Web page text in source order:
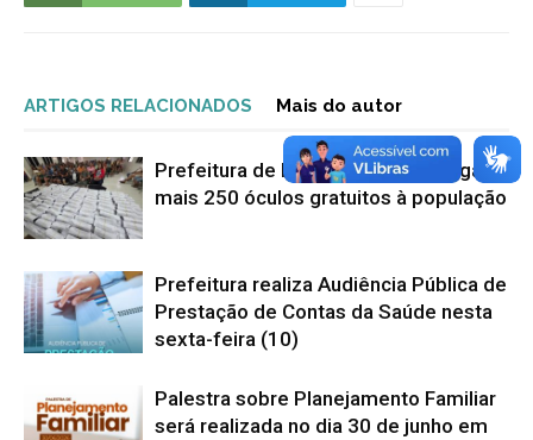
ARTIGOS RELACIONADOS Mais do autor
Prefeitura de Nova Venécia entrega
mais 250 óculos gratuitos à população
Prefeitura realiza Audiência Pública de
Prestação de Contas da Saúde nesta
sexta-feira (10)
Palestra sobre Planejamento Familiar
será realizada no dia 30 de junho em